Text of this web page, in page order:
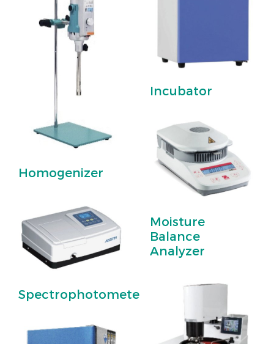
Incubator
Homogenizer
Moisture
Balance
Analyzer
Spectrophotometer